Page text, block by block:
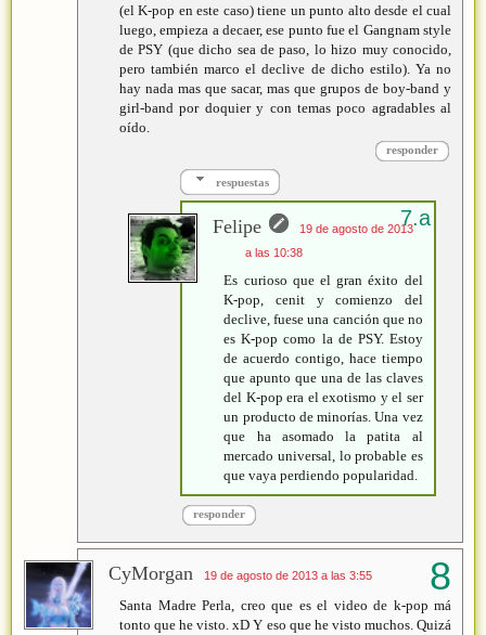
(el K-pop en este caso) tiene un punto alto desde el cual
luego, empieza a decaer, ese punto fue el Gangnam style
de PSY (que dicho sea de paso, lo hizo muy conocido,
pero también marco el declive de dicho estilo). Ya no
hay nada mas que sacar, mas que grupos de boy-band y
girl-band por doquier y con temas poco agradables al
oído.
responder
respuestas
Felipe
19 de agosto de 2013
a las 10:38
Es curioso que el gran éxito del
K-pop, cenit y comienzo del
declive, fuese una canción que no
es K-pop como la de PSY. Estoy
de acuerdo contigo, hace tiempo
que apunto que una de las claves
del K-pop era el exotismo y el ser
un producto de minorías. Una vez
que ha asomado la patita al
mercado universal, lo probable es
que vaya perdiendo popularidad.
responder
CyMorgan 19 de agosto de 2013 a las 3:55
Santa Madre Perla, creo que es el video de k-pop má
tonto que he visto. xD Y eso que he visto muchos. Quizá